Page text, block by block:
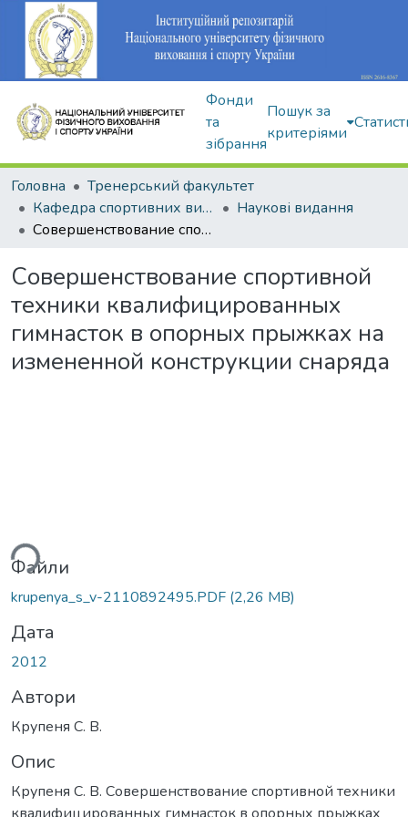
Фонди
та
зібрання
Пошук за
критеріями
Головна
Тренерський факультет
Кафедра спортивних видів гімнастики
Наукові видання
Совершенствование спортивной техники квалифицированных гимнасток в опорных прыжках на измененной конструкции снаряда
Совершенствование спортивной
техники квалифицированных
гимнасток в опорных прыжках на
измененной конструкции снаряда
Файли
krupenya_s_v-2110892495.PDF (2,26 MB)
Дата
2012
Автори
Крупеня С. В.
Опис
Крупеня С. В. Совершенствование спортивной техники